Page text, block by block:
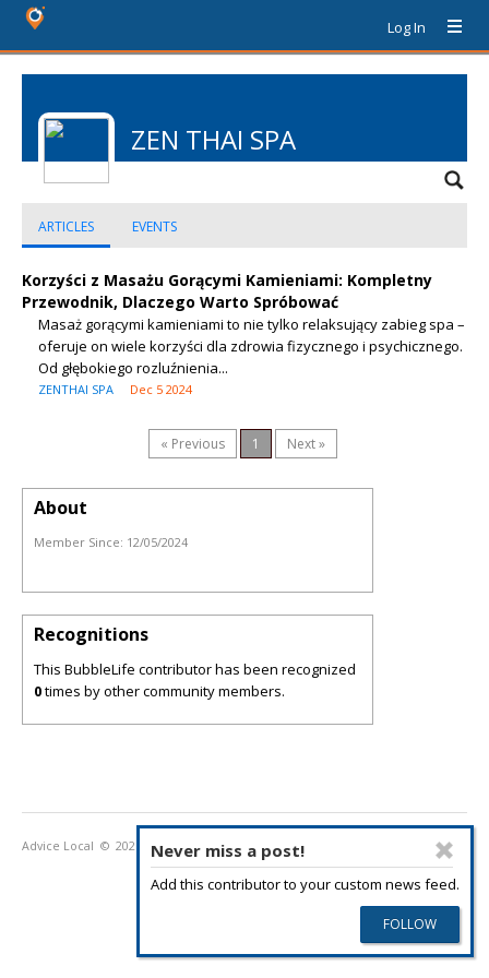
Log In
ZEN THAI SPA
ARTICLES EVENTS
Korzyści z Masażu Gorącymi Kamieniami: Kompletny
Przewodnik, Dlaczego Warto Spróbować
Masaż gorącymi kamieniami to nie tylko relaksujący zabieg spa –
oferuje on wiele korzyści dla zdrowia fizycznego i psychicznego.
Od głębokiego rozluźnienia...
ZENTHAI SPA Dec 5 2024
« Previous 1 Next »
Never miss a post!
Add this contributor to your custom news feed.
About
Member Since: 12/05/2024
Recognitions
This BubbleLife contributor has been recognized
0times by other community members.
Advice Local © 2026 Privacy Policy Terms of Use